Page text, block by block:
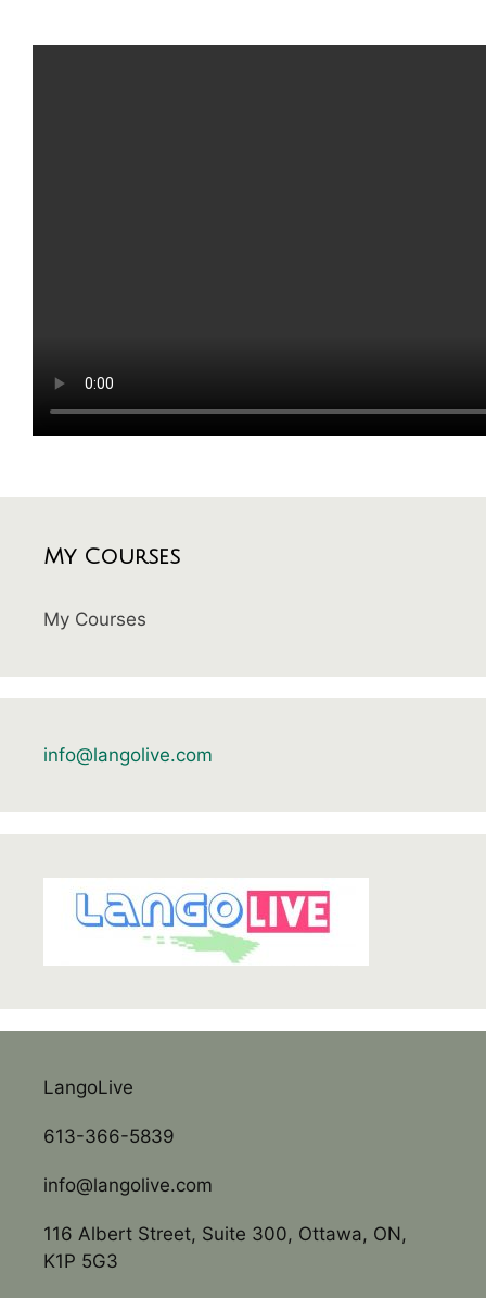
My Courses
My Courses
info@langolive.com
LangoLive
613-366-5839
info@langolive.com
116 Albert Street, Suite 300, Ottawa, ON,
K1P 5G3